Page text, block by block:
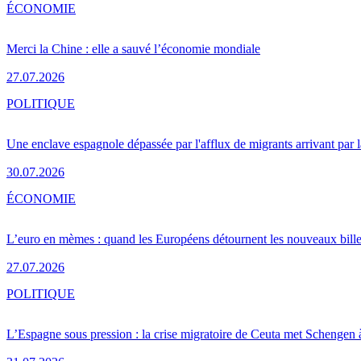
Merci la Chine : elle a sauvé l’économie mondiale
27.07.2026
ÉCONOMIE
Une enclave espagnole dépassée par l'afflux de migrants arrivant par
30.07.2026
POLITIQUE
L’euro en mèmes : quand les Européens détournent les nouveaux
27.07.2026
ÉCONOMIE
L’Espagne sous pression : la crise migratoire de Ceuta met Schengen
POLITIQUE